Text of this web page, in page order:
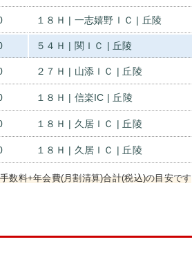
１８Ｈ | 一志嬉野ＩＣ | 丘陵
５４Ｈ | 関ＩＣ | 丘陵
２７Ｈ | 山添ＩＣ | 丘陵
１８Ｈ | 信楽IC | 丘陵
１８Ｈ | 久居ＩＣ | 丘陵
１８Ｈ | 久居ＩＣ | 丘陵
数料+年会費(月割清算)合計(税込)の目安です